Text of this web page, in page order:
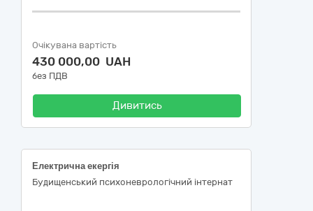
Очікувана вартість
430 000,00 UAH
без ПДВ
Дивитись
Електрична екергія
Будищенський психоневрологічний інтернат